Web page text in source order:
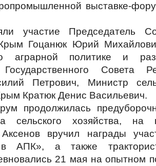
выставке-
участие Председатель
Гоцанюк Юрий
аграрной политике и
Государственного Совета
Петрович, Министр
Кратюк Денис Васильевич.
продолжилась
сельского хозяйства, на
вручил награды
АПК», а также
21 мая на опытном